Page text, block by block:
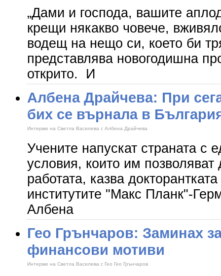
„Дами и господа, вашите
крещи някакво човече,
водещ на нещо си, което би
представлява новогодишна
открито. И
Албена Драйчева: При
бих се върнала в
Интервю на Светла Василева с Албена Драйчева
Учените напускат страната с
условия, които им
работата, казва
институтите "Макс Планк"-
Албена
Гео Грънчаров: Заминах
финансови мотиви
Интервю на Светла Василева с Гео Гео Грънчаров